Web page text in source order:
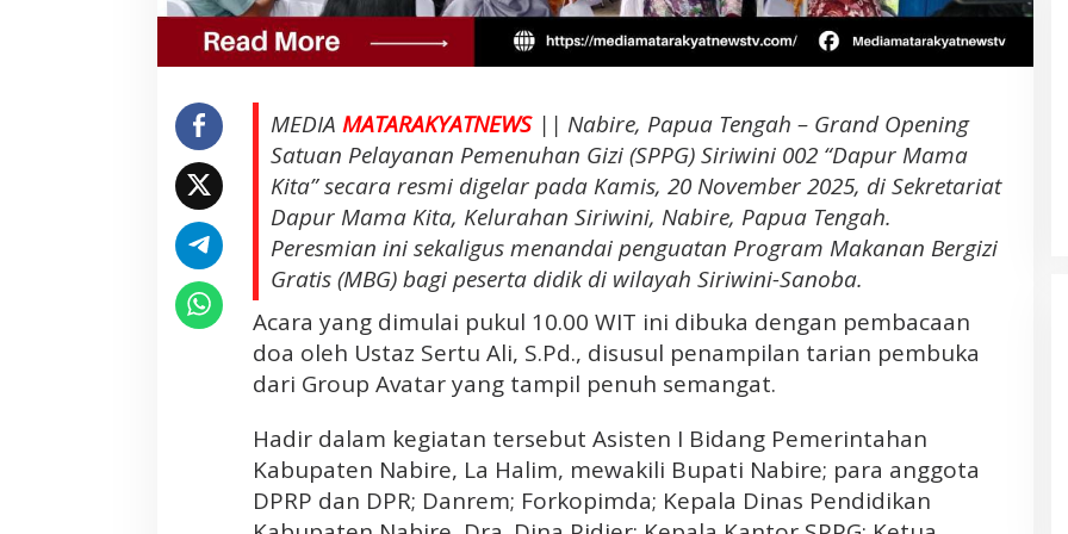
n
i
0
2
P
o
g
r
a
M
B
G
l
e
P
MEDIA MATARAKYATNEWS|| Nabire, Papua Tengah – Grand Opening
Satuan Pelayanan Pemenuhan Gizi (SPPG) Siriwini 002 “Dapur Mama
Kita” secara resmi digelar pada Kamis, 20 November 2025, di Sekretariat
Dapur Mama Kita, Kelurahan Siriwini, Nabire, Papua Tengah.
Peresmian ini sekaligus menandai penguatan Program Makanan Bergizi
Gratis (MBG) bagi peserta didik di wilayah Siriwini-Sanoba.
Acara yang dimulai pukul 10.00 WIT ini dibuka dengan pembacaan
doa oleh Ustaz Sertu Ali, S.Pd., disusul penampilan tarian pembuka
dari Group Avatar yang tampil penuh semangat.
Hadir dalam kegiatan tersebut Asisten I Bidang Pemerintahan
Kabupaten Nabire, La Halim, mewakili Bupati Nabire; para anggota
DPRP dan DPR; Danrem; Forkopimda; Kepala Dinas Pendidikan
Debat Publik Kedua. Yulius
Selvanus-Victor Mailangkay
Komitmen Berantas Mafia Tanah
dan Benahi Transportasi Laut di
Daerah Kepulauan
Di Politik, Sulut, Tondano | Oktober 23, 2024
Banjir Besar di Desa Bakan
Bolmong. Pemerhati LIN; Diduga
Akibat Aktivitas Deforestasi
Perusahaan Tambang PT. JRBM
dan Penambangan Liar